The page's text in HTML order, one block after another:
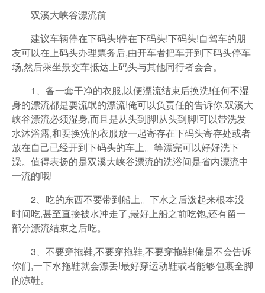
双溪大峡谷漂流前
建议车辆停在下码头!停在下码头!下码头!自驾车的朋
友可以在上码头办理票务后,由开车者把车开到下码头停车
场,然后乘坐景交车抵达上码头与其他同行者会合。
1、备一套干净的衣服,以便漂流结束后换洗!任何不湿
身的漂流都是耍流氓的漂流!俺可以负责任的告诉你,双溪大
峡谷漂流必须湿身,而且是从头到脚!从头到脚!可以带洗发
水沐浴露,和要换洗的衣服放一起寄存在下码头寄存处或者
放在自己已经开到下码头的车上。等漂完可以好好洗下
澡。值得表扬的是双溪大峡谷漂流的洗浴间是省内漂流中
一流的哦!
2、吃的东西不要带到船上。下水之后泼起来根本没
时间吃,甚至直接被水冲走了,最好上船之前吃饱,还有留一
部分漂流结束之后吃。
3、不要穿拖鞋,不要穿拖鞋,不要穿拖鞋!俺是不会告诉
你们,一下水拖鞋就会漂丢!最好穿运动鞋或者能够包裹全脚
的凉鞋。